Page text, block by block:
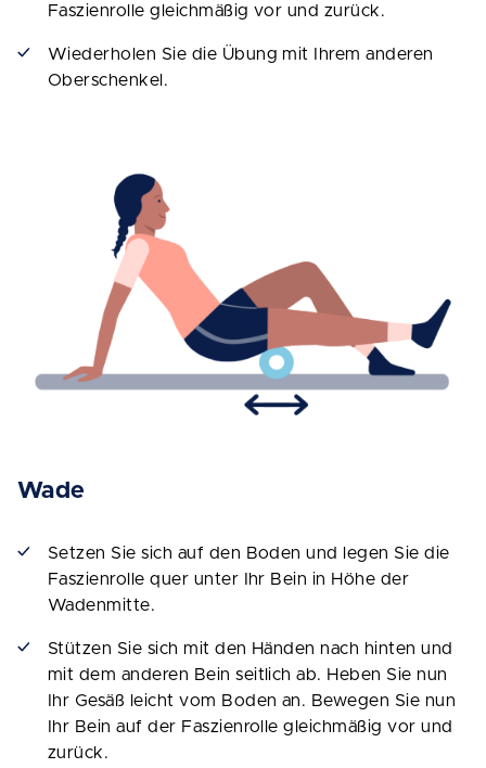
Faszienrolle gleichmäßig vor und zurück.
Wiederholen Sie die Übung mit Ihrem anderen
Oberschenkel.
Wade
Setzen Sie sich auf den Boden und legen Sie die
Faszienrolle quer unter Ihr Bein in Höhe der
Wadenmitte.
Stützen Sie sich mit den Händen nach hinten und
mit dem anderen Bein seitlich ab. Heben Sie nun
Ihr Gesäß leicht vom Boden an. Bewegen Sie nun
Ihr Bein auf der Faszienrolle gleichmäßig vor und
zurück.